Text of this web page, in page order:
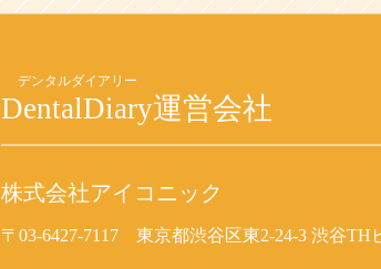
DentalDiary運営会社
株式会社アイコニック
〒03-6427-7117 東京都渋谷区東2-24-3 渋谷TH